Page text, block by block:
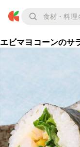
エビマヨコーンのサ